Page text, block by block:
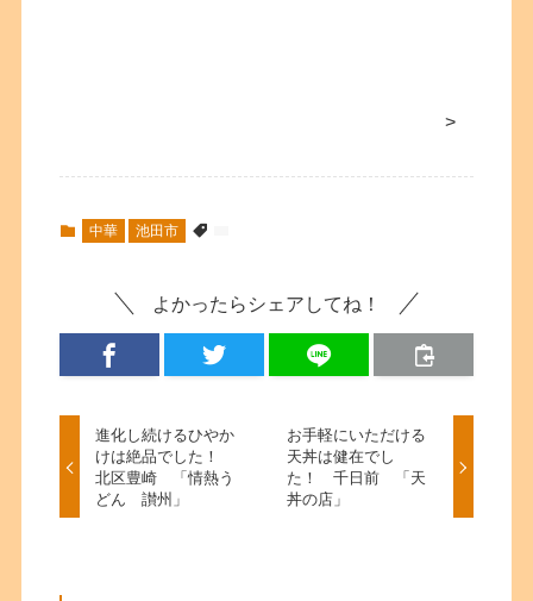
>
中華 池田市
よかったらシェアしてね！
進化し続けるひやか
けは絶品でした！
北区豊崎 「情熱う
どん 讃州」
お手軽にいただける
天丼は健在でし
た！ 千日前 「天
丼の店」